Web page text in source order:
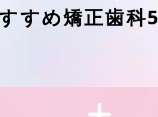
すめ矯正歯科5